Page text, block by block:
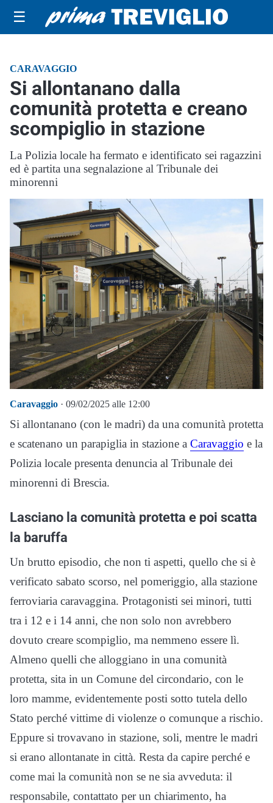
☰
CARAVAGGIO
Si allontanano dalla
comunità protetta e creano
scompiglio in stazione
La Polizia locale ha fermato e identificato sei ragazzini
ed è partita una segnalazione al Tribunale dei
minorenni
Caravaggio · 09/02/2025 alle 12:00
Si allontanano (con le madri) da una comunità protetta
e scatenano un parapiglia in stazione a Caravaggio e la
Polizia locale presenta denuncia al Tribunale dei
minorenni di Brescia.
Lasciano la comunità protetta e poi scatta
la baruffa
Un brutto episodio, che non ti aspetti, quello che si è
verificato sabato scorso, nel pomeriggio, alla stazione
ferroviaria caravaggina. Protagonisti sei minori, tutti
tra i 12 e i 14 anni, che non solo non avrebbero
dovuto creare scompiglio, ma nemmeno essere lì.
Almeno quelli che alloggiano in una comunità
protetta, sita in un Comune del circondario, con le
loro mamme, evidentemente posti sotto tutela dello
Stato perché vittime di violenze o comunque a rischio.
Eppure si trovavano in stazione, soli, mentre le madri
si erano allontanate in città. Resta da capire perché e
come mai la comunità non se ne sia avveduta: il
responsabile, contattato per un chiarimento, ha